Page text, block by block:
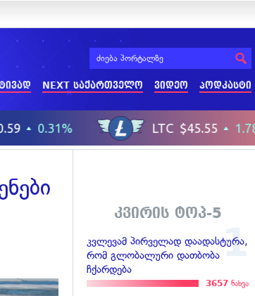
NEXT საქართველო ვიდეო პოდკასტი
კვირის ტოპ-5
კვლევამ პირველად დაადასტურა,
რომ გლობალური დათბობა
ჩქარდება
3657 ნახვა